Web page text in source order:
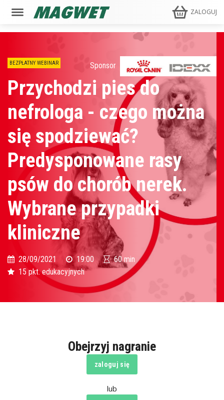
ZALOGUJ
BEZPŁATNY WEBINAR
Przychodzi pies do
nefrologa - czego można
się spodziewać?
Predysponowane rasy
psów do chorób nerek.
Wybrane przypadki
kliniczne
28/09/2021 19:00
60 min
15 pkt. edukacyjnych
Sponsor
Obejrzyj nagranie
zaloguj się
lub